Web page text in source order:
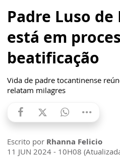
Padre Luso
está em
beatificação
Vida de padre tocantinense
relatam milagres
Escrito por Rhanna Felicio
11 JUN 2024 - 10H08